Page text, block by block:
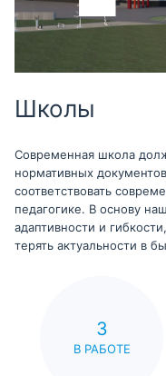
Школы
Современная школа
нормативных
соответствовать
педагогике. В основу
адаптивности и
терять актуальности в
3
В РАБОТЕ